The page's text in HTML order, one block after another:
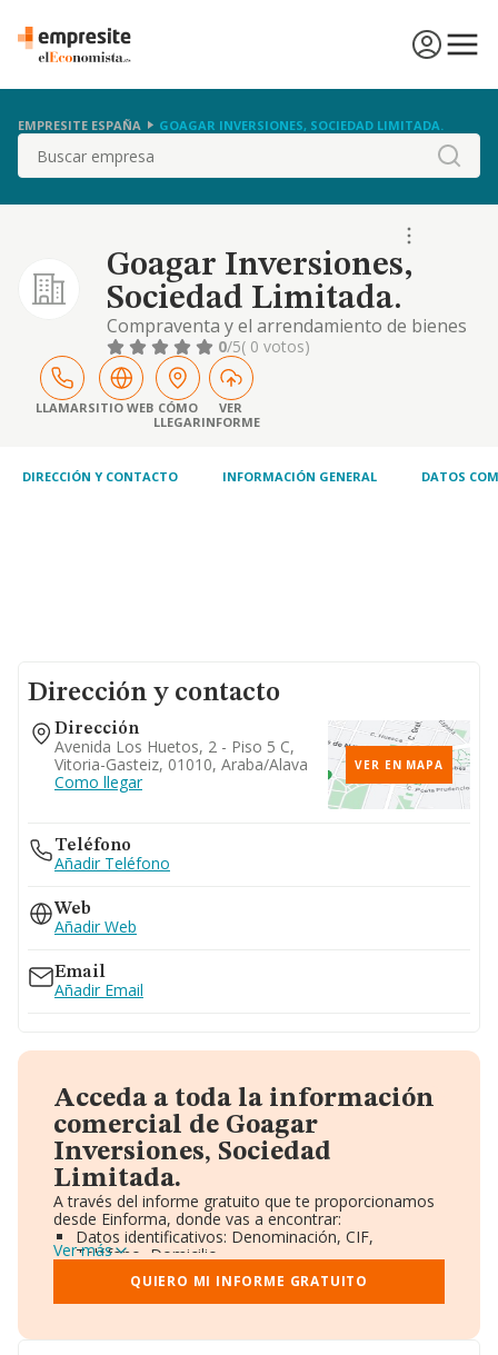
EMPRESITE ESPAÑA GOAGAR INVERSIONES, SOCIEDAD LIMITADA.
Buscar
Goagar Inversiones,
Sociedad Limitada.
Compraventa y el arrendamiento de bienes
inmuebles
0/5( 0 votos)
LLAMARSITIO WEB CÓMO
LLEGAR
VER
INFORME
DIRECCIÓN Y CONTACTO INFORMACIÓN GENERAL DATOS
Dirección y contacto
Dirección
Avenida Los Huetos, 2 - Piso 5 C,
Vitoria-Gasteiz, 01010, Araba/alava
Como llegar
VER EN MAPA
Teléfono
Añadir Teléfono
Web
Añadir Web
Email
Añadir Email
Acceda a toda la información
comercial de Goagar
Inversiones, Sociedad
Limitada.
A través del informe gratuito que te proporcionamos
desde Einforma, donde vas a encontrar:
Datos identificativos: Denominación, CIF,
Teléfono, Domicilio.
Informe Mercantil Completo (BORME).
Gráficos de Evolución Ventas y Empleados.
Consejo de Administración y Administradores.
Accionistas.
Ver más
QUIERO MI INFORME GRATUITO